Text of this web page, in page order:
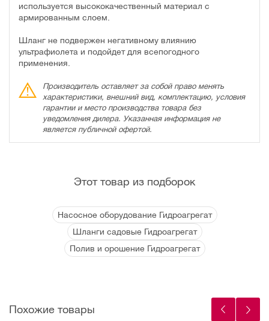
используется высококачественный материал с
армированным слоем.
Шланг не подвержен негативному влиянию
ультрафиолета и подойдет для всепогодного
применения.
Производитель оставляет за собой право менять
характеристики, внешний вид, комплектацию, условия
гарантии и место производства товара без
уведомления дилера. Указанная информация не
является публичной офертой.
Этот товар из подборок
Насосное оборудование Гидроагрегат
Шланги садовые Гидроагрегат
Полив и орошение Гидроагрегат
Похожие товары